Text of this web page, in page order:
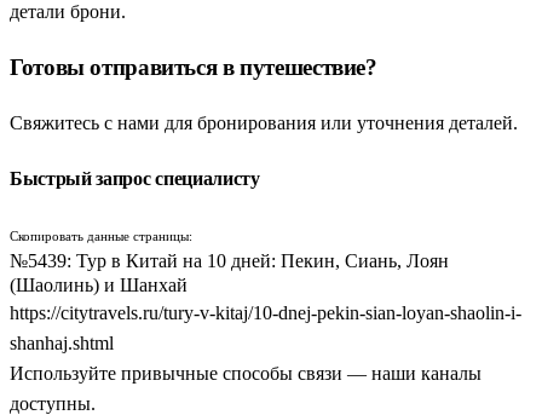
детали брони.
Готовы отправиться в путешествие?
Свяжитесь с нами для бронирования или уточнения деталей.
Быстрый запрос специалисту
Скопировать данные страницы:
№5439: Тур в Китай на 10 дней: Пекин, Сиань, Лоян
(Шаолинь) и Шанхай
https://citytravels.ru/tury-v-kitaj/10-dnej-pekin-sian-loyan-shaolin-i-
shanhaj.shtml
Используйте привычные способы связи — наши каналы
доступны.